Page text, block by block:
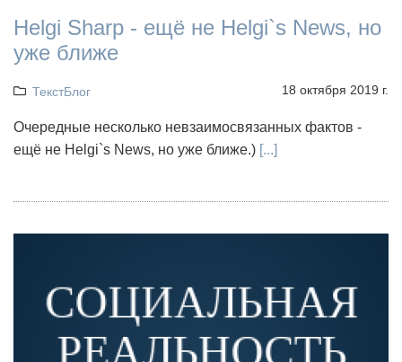
Helgi Sharp - ещё не Helgi`s News, но
уже ближе
ТекстБлог 18 октября 2019 г.
Очередные несколько невзаимосвязанных фактов -
ещё не Helgi`s News, но уже ближе.) [...]